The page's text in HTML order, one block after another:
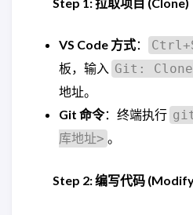
VS Code 方式：
板，输入 Git: Clone
地址。
Git 命令：终端执行 git
库地址> 。
Step 2: 编写代码